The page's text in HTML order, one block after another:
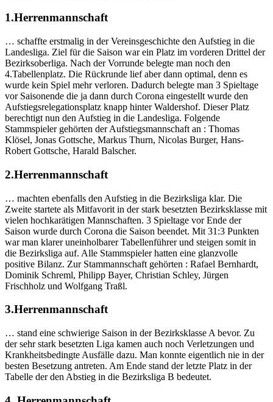
1.Herrenmannschaft
… schaffte erstmalig in der Vereinsgeschichte den Aufstieg in die
Landesliga. Ziel für die Saison war ein Platz im vorderen Drittel der
Bezirksoberliga. Nach der Vorrunde belegte man noch den
4.Tabellenplatz. Die Rückrunde lief aber dann optimal, denn es
wurde kein Spiel mehr verloren. Dadurch belegte man 3 Spieltage
vor Saisonende die ja dann durch Corona eingestellt wurde den
Aufstiegsrelegationsplatz knapp hinter Waldershof. Dieser Platz
berechtigt nun den Aufstieg in die Landesliga. Folgende
Stammspieler gehörten der Aufstiegsmannschaft an : Thomas
Klösel, Jonas Gottsche, Markus Thurn, Nicolas Burger, Hans-
Robert Gottsche, Harald Balscher.
2.Herrenmannschaft
… machten ebenfalls den Aufstieg in die Bezirksliga klar. Die
Zweite startete als Mitfavorit in der stark besetzten Bezirksklasse mit
vielen hochkarätigen Mannschaften. 3 Spieltage vor Ende der
Saison wurde durch Corona die Saison beendet. Mit 31:3 Punkten
war man klarer uneinholbarer Tabellenführer und steigen somit in
die Bezirksliga auf. Alle Stammspieler hatten eine glanzvolle
positive Bilanz. Zur Stammannschaft gehörten : Rafael Bernhardt,
Dominik Schreml, Philipp Bayer, Christian Schley, Jürgen
Frischholz und Wolfgang Traßl.
3.Herrenmannschaft
… stand eine schwierige Saison in der Bezirksklasse A bevor. Zu
der sehr stark besetzten Liga kamen auch noch Verletzungen und
Krankheitsbedingte Ausfälle dazu. Man konnte eigentlich nie in der
besten Besetzung antreten. Am Ende stand der letzte Platz in der
Tabelle der den Abstieg in die Bezirksliga B bedeutet.